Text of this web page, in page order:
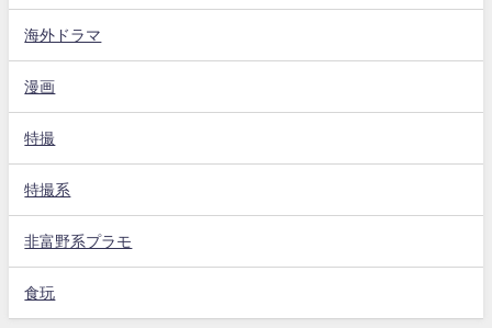
海外ドラマ
漫画
特撮
特撮系
非富野系プラモ
食玩